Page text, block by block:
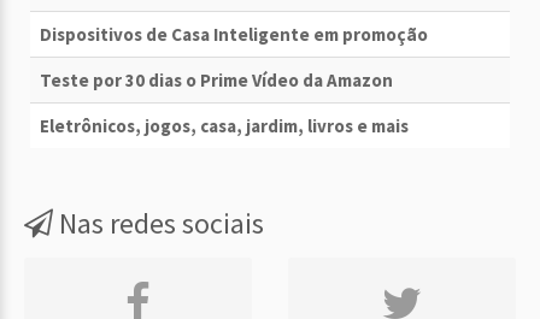
Dispositivos de Casa Inteligente em promoção
Teste por 30 dias o Prime Vídeo da Amazon
Eletrônicos, jogos, casa, jardim, livros e mais
Nas redes sociais